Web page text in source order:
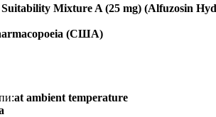
Suitability Mixture A (25 mg) (Alfuzosin
(США)
at ambient temperature